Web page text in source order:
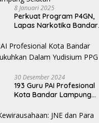
8 Januari 2025
Perkuat Program P4GN,
Lapas Narkotika Bandar
dari BNN Kabupaten
Lampung Selatan
30 Desember 2024
193 Guru PAI Profesional
Kota Bandar Lampung
Yudisium PPG Tahun 2024